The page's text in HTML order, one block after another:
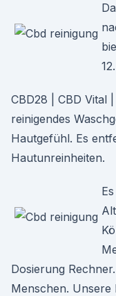
12.
CBD28 | CBD Vital
reinigendes
Hautgefühl. Es
Hautunreinheiten.
Dosierung
Menschen. Unsere